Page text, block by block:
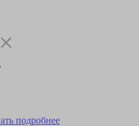
подробнее